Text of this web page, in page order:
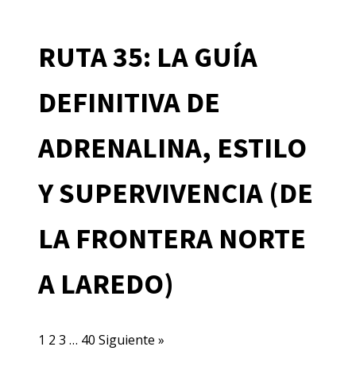
RUTA 35: LA GUÍA
DEFINITIVA DE
ADRENALINA, ESTILO
Y SUPERVIVENCIA (DE
LA FRONTERA NORTE
A LAREDO)
1 2 3 … 40 Siguiente »